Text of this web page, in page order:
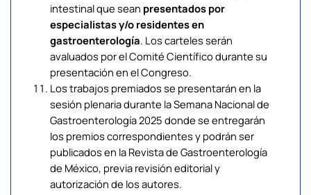
intestinal que sean presentados por
especialistas y/o residentes en
gastroenterología. Los carteles serán
avaluados por el Comité Científico durante su
presentación en el Congreso.
Los trabajos premiados se presentarán en la
sesión plenaria durante la Semana Nacional de
Gastroenterología 2025 donde se entregarán
los premios correspondientes y podrán ser
publicados en la Revista de Gastroenterología
de México, previa revisión editorial y
autorización de los autores.